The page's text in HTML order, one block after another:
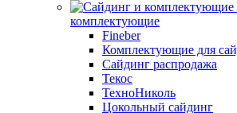
комплектующие
Fineber
Комплектующие для
Сайдинг распродажа
Текос
ТехноНиколь
Цокольный сайдинг